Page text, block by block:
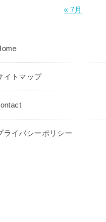
« 7月
イトマップ
ライバシーポリシー